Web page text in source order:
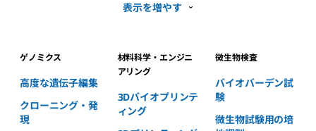
表示を増やす
ゲノミクス
高度な遺伝子編集
クローニング・発
現
材料科学・エンジニ
アリング
3Dバイオプリンテ
ィング
微生物検査
バイオバーデン試
験
微生物試験用の培